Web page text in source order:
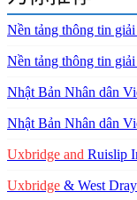
Nền tảng thông tin
Nền tảng thông tin
Nhật Bản Nhân dân
Nhật Bản Nhân dân
Uxbridge and Ruislip
Uxbridge & West